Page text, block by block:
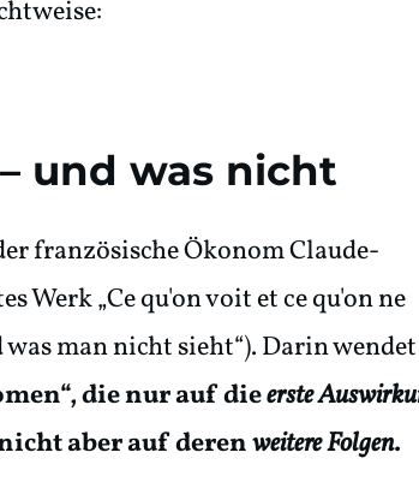
und was nicht
französische Ökonom Claude-
Werk „Ce qu'on voit et ce qu'on ne
was man nicht sieht“). Darin
die nur auf dieerste
aber auf derenweitere Folgen.